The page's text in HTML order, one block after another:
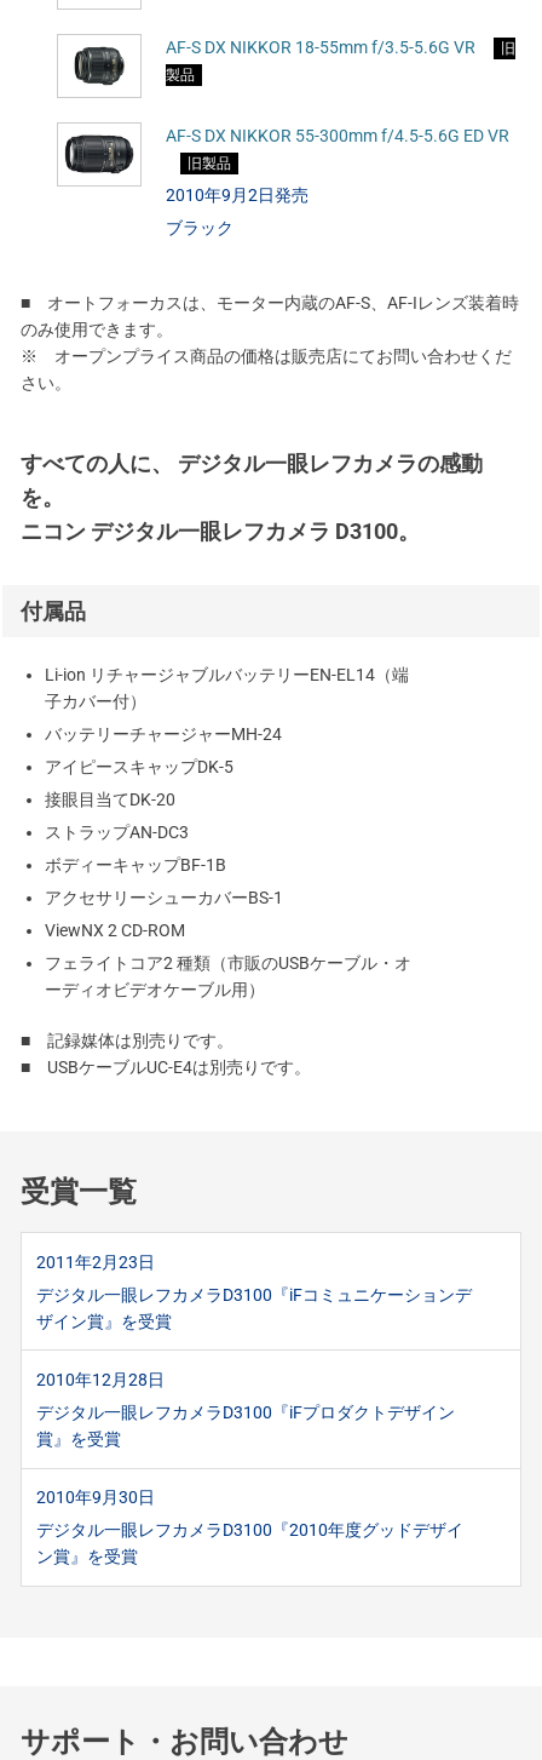
AF-S DX NIKKOR 18-55mm f/3.5-5.6G VR
旧
製品
AF-S DX NIKKOR 55-300mm f/4.5-5.6G ED VR
旧製品
2010年9月2日発売
ブラック
■ オートフォーカスは、モーター内蔵のAF-S、AF-Iレンズ装着時
のみ使用できます。
※ オープンプライス商品の価格は販売店にてお問い合わせくだ
さい。
すべての人に、 デジタル一眼レフカメラの感動
を。
ニコン デジタル一眼レフカメラ D3100。
付属品
Li-ion リチャージャブルバッテリーEN-EL14（端
子カバー付）
バッテリーチャージャーMH-24
アイピースキャップDK-5
接眼目当てDK-20
ストラップAN-DC3
ボディーキャップBF-1B
アクセサリーシューカバーBS-1
ViewNX 2 CD-ROM
フェライトコア2 種類（市販のUSBケーブル・オ
ーディオビデオケーブル用）
■ 記録媒体は別売りです。
■ USBケーブルUC-E4は別売りです。
受賞一覧
2011年2月23日
デジタル一眼レフカメラD3100『iFコミュニケーションデ
ザイン賞』を受賞
2010年12月28日
デジタル一眼レフカメラD3100『iFプロダクトデザイン
賞』を受賞
2010年9月30日
デジタル一眼レフカメラD3100『2010年度グッドデザイ
ン賞』を受賞
サポート・お問い合わせ